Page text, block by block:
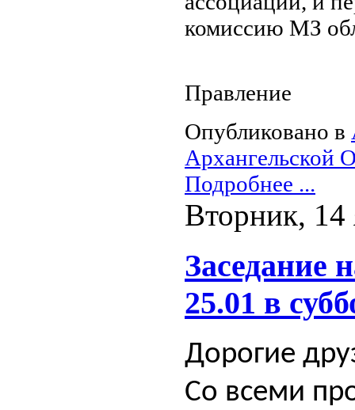
комиссию МЗ
Правление
Опубликовано в
Архангельской
Подробнее ...
Вторник, 14
Заседание
25.01 в
Дорогие
Со всеми